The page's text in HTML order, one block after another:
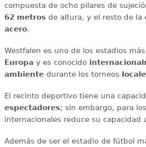
compuesta de ocho pilares de
62 metrosde altura, y el resto de la
acero.
Westfalen es uno de los estadios más
Europa y es conocido
ambientedurante los torneos
El recinto deportivo tiene una
espectadores; sin embargo, para
internacionales reduce su capacidad
Además de ser el estadio de fútbol